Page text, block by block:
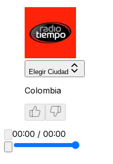
Elegir Ciudad
Colombia
00:00 / 00:00